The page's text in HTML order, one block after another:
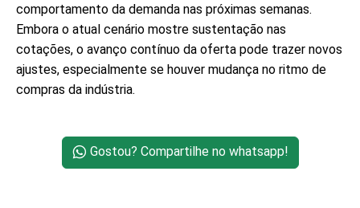
comportamento da demanda nas próximas semanas.
Embora o atual cenário mostre sustentação nas
cotações, o avanço contínuo da oferta pode trazer novos
ajustes, especialmente se houver mudança no ritmo de
compras da indústria.
Gostou? Compartilhe no whatsapp!